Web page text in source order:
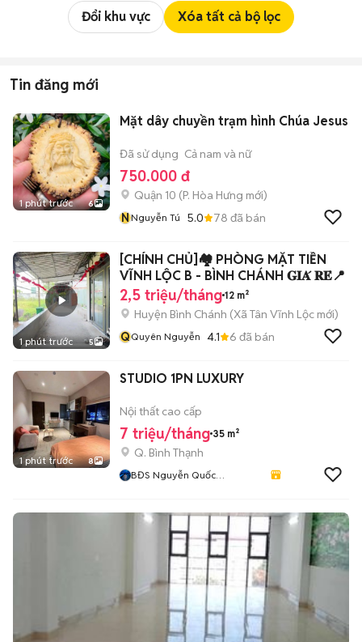
Đổi khu vực Xóa tất cả bộ lọc
Tin đăng mới
1 phút trước 6
Mặt dây chuyền trạm hình Chúa Jesus
Đã sử dụng Cả nam và nữ
750.000 đ
Quận 10 (P. Hòa Hưng mới)
NNguyễn Tú 5.0 78 đã bán
1 phút trước 5
[CHÍNH CHỦ]🏘️ PHÒNG MẶT TIỀN
VĨNH LỘC B - BÌNH CHÁNH 𝐆𝐈𝐀́ 𝐑𝐄̉📍
2,5 triệu/tháng 12 m²
Huyện Bình Chánh (Xã Tân Vĩnh Lộc mới)
QQuyên Nguyễn 4.1 6 đã bán
1 phút trước 8
STUDIO 1PN LUXURY
Nội thất cao cấp
7 triệu/tháng 35 m²
Q. Bình Thạnh
BĐS Nguyễn Quốc